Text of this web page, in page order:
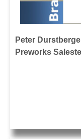
Peter
Preworks